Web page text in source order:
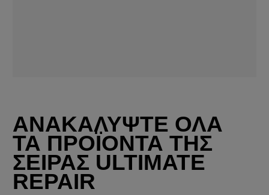
ΑΝΑΚΑΛΥΨΤΕ ΟΛΑ
ΤΑ ΠΡΟΪΟΝΤΑ ΤΗΣ
ΣΕΙΡΑΣ ULTIMATE
REPAIR